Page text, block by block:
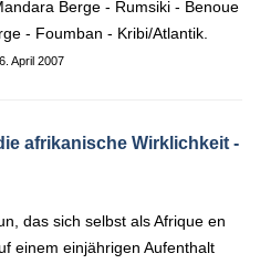
Berge - Rumsiki - Benoue
- Foumban - Kribi/Atlantik.
April 2007
afrikanische Wirklichkeit -
das sich selbst als Afrique en
einem einjährigen Aufenthalt